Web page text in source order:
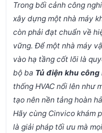
Trong bối cảnh công
xây dựng một nhà máy
còn phải đạt chuẩn về
vững. Để một nhà máy
vào hạ tầng cốt lõi là
bộ ba Tủ điện khu công
thống HVAC nổi lên như
tạo nên nền tảng hoàn
Hãy cùng Cinvico khám
là giải pháp tối ưu mà